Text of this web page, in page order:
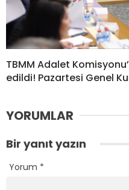
TBMM Adalet
edildi! Pazartesi Genel
YORUMLAR
Bir yanıt yazın
Yorum *